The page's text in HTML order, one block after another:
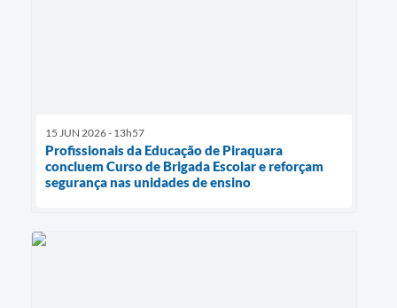
15 JUN 2026 - 13h57
Profissionais da Educação de Piraquara
concluem Curso de Brigada Escolar e reforçam
segurança nas unidades de ensino